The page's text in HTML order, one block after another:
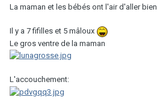
La maman et les bébés ont l'air d'aller bien.
Il y a 7 fifilles et 5 mâloux
Le gros ventre de la maman
L'accouchement: